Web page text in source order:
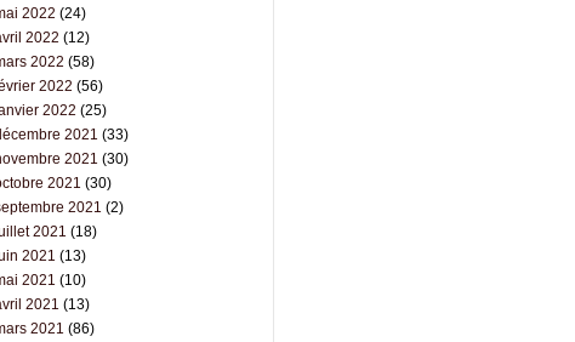
2022 (24)
2022 (12)
2022 (58)
2022 (56)
2022 (25)
2021 (33)
2021 (30)
2021 (30)
2021 (2)
2021 (18)
2021 (13)
2021 (10)
2021 (13)
2021 (86)